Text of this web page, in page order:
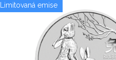
Limitovaná emise